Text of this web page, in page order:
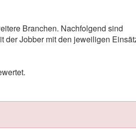
Branchen. Nachfolgend sind
der Jobber mit den jeweiligen